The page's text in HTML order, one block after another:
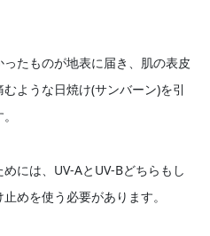
たものが地表に届き、肌の表皮
ような日焼け(サンバーン)を引
には、UV-AとUV-Bどちらもし
めを使う必要があります。